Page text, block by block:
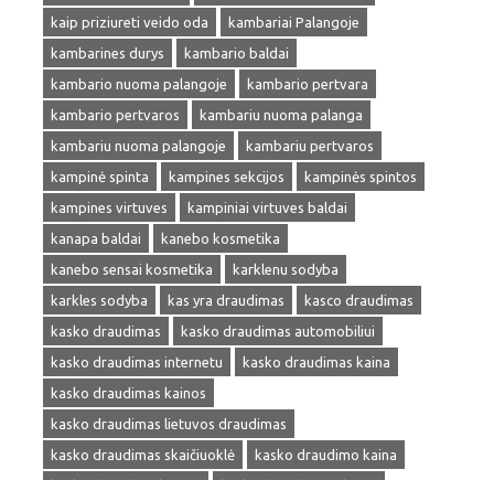
kaip priziureti veido oda
kambariai Palangoje
kambarines durys
kambario baldai
kambario nuoma palangoje
kambario pertvara
kambario pertvaros
kambariu nuoma palanga
kambariu nuoma palangoje
kambariu pertvaros
kampinė spinta
kampines sekcijos
kampinės spintos
kampines virtuves
kampiniai virtuves baldai
kanapa baldai
kanebo kosmetika
kanebo sensai kosmetika
karklenu sodyba
karkles sodyba
kas yra draudimas
kasco draudimas
kasko draudimas
kasko draudimas automobiliui
kasko draudimas internetu
kasko draudimas kaina
kasko draudimas kainos
kasko draudimas lietuvos draudimas
kasko draudimas skaičiuoklė
kasko draudimo kaina